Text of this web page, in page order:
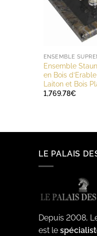
ENSEMBLE
Ensemble
en Bois
Laiton et Bois
1,769.78€
LE PALAIS
Depuis 2008,
est le